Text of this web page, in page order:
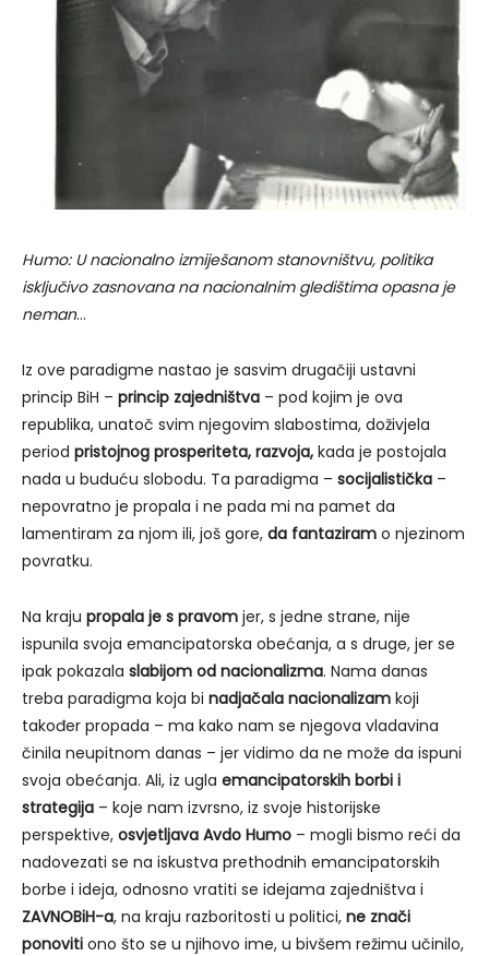
Humo: U nacionalno izmiješanom stanovništvu, politika
isključivo zasnovana na nacionalnim gledištima opasna je
neman…
Iz ove paradigme nastao je sasvim drugačiji ustavni
princip BiH – princip zajedništva – pod kojim je ova
republika, unatoč svim njegovim slabostima, doživjela
period pristojnog prosperiteta, razvoja, kada je postojala
nada u buduću slobodu. Ta paradigma – socijalistička –
nepovratno je propala i ne pada mi na pamet da
lamentiram za njom ili, još gore, da fantaziram o njezinom
povratku.
Na kraju propala je s pravom jer, s jedne strane, nije
ispunila svoja emancipatorska obećanja, a s druge, jer se
ipak pokazala slabijom od nacionalizma. Nama danas
treba paradigma koja bi nadjačala nacionalizam koji
također propada – ma kako nam se njegova vladavina
činila neupitnom danas – jer vidimo da ne može da ispuni
svoja obećanja. Ali, iz ugla emancipatorskih borbi i
strategija – koje nam izvrsno, iz svoje historijske
perspektive, osvjetljava Avdo Humo – mogli bismo reći da
nadovezati se na iskustva prethodnih emancipatorskih
borbe i ideja, odnosno vratiti se idejama zajedništva i
ZAVNOBiH-a, na kraju razboritosti u politici, ne znači
ponoviti ono što se u njihovo ime, u bivšem režimu učinilo,